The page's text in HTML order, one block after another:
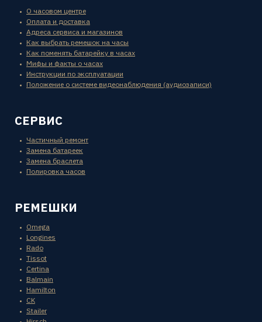
О часовом центре
Оплата и доставка
Адреса сервиса и магазинов
Как выбрать ремешок на часы
Как поменять батарейку в часах
Мифы и факты о часах
Инструкции по эксплуатации
Положение о системе видеонаблюдения (аудиозаписи)
СЕРВИС
Частичный ремонт
Замена батареек
Замена браслета
Полировка часов
РЕМЕШКИ
Omega
Longines
Rado
Tissot
Certina
Balmain
Hamilton
CK
Stailer